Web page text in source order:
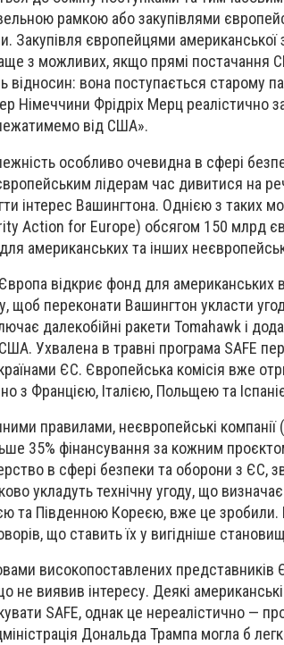
рамкою або закупівлями
Закупівля європейцями
з можливих, якщо прямі постачання
відносин: вона поступається старому
Німеччини Фрідріх Мерц реалістично
від США».
особливо очевидна в сфері
лідерам час дивитися на
інтерес Вашингтона. Однією з таких
Action for Europe) обсягом 150 млрд
американських та інших
відкриє фонд для американських
щоб переконати Вашингтон укласти
далекобійні ракети Tomahawk і
Ухвалена в травні програма SAFE
ЄС. Європейська комісія вже
з Францією, Італією, Польщею та
правилами, неєвропейські
35% фінансування за кожним
в сфері безпеки та оборони з ЄС,
укладуть технічну угоду, що
та Південною Кореєю, вже це зробили.
що ставить їх у вигідніше
високопоставлених
не виявив інтересу. Деякі
SAFE, однак це нереалістично —
Дональда Трампа могла б